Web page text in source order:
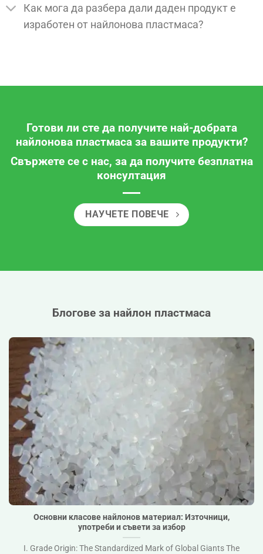
Как мога да разбера дали даден продукт е
изработен от найлонова пластмаса?
Готови ли сте да получите най-добрата
найлонова пластмаса за вашите продукти?
Свържете се с нас, за да получите безплатна
консултация
НАУЧЕТЕ ПОВЕЧЕ
Блогове за найлон пластмаса
Основни класове найлонов материал: Източници,
употреби и съвети за избор">
Основни класове найлонов материал: Източници,
употреби и съвети за избор
I. Grade Origin: The Standardized Mark of Global Giants The